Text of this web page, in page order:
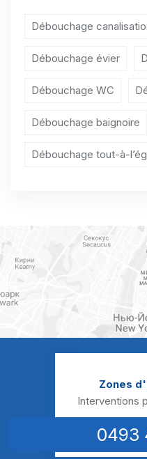
Débouchage
Débouchage
Débouchage
Débouchage
Débouchage
Débouchage
Débouchage
Débouchage évier
Débouchage WC
Débouchage baignoire
Débouchage tout-à-
Zones
Interventions
0493